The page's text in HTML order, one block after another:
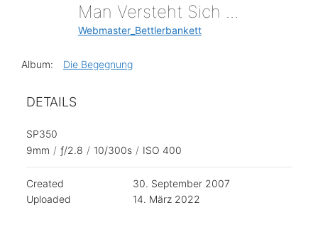
Man Versteht Sich ...
Webmaster_Bettlerbankett
Album: Die Begegnung
DETAILS
SP350
9mm / ƒ/2.8 / 10/300s / ISO 400
Created
30. September 2007
Uploaded
14. März 2022